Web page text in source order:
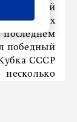
на скорой
победный
СССР